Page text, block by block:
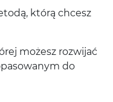
którą chcesz
możesz rozwi­jać
do